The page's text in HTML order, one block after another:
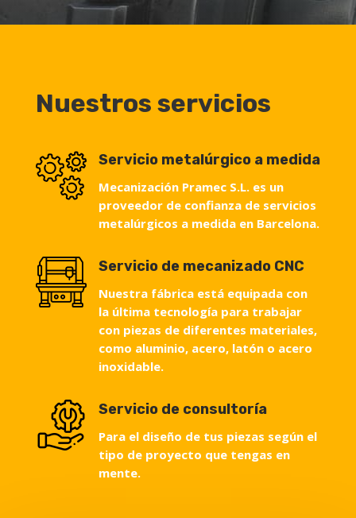
Nuestros servicios
Servicio metalúrgico a medida
Mecanización Pramec S.L. es un
proveedor de confianza de servicios
metalúrgicos a medida en Barcelona.
Servicio de mecanizado CNC
Nuestra fábrica está equipada con
la última tecnología para trabajar
con piezas de diferentes materiales,
como aluminio, acero, latón o acero
inoxidable.
Servicio de consultoría
Para el diseño de tus piezas según el
tipo de proyecto que tengas en
mente.